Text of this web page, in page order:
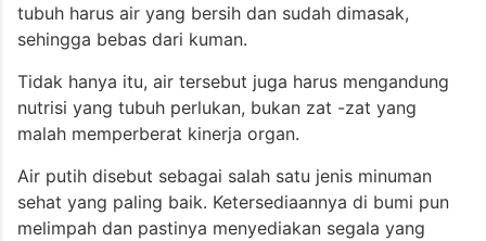
tubuh harus air yang bersih dan sudah dimasak,
sehingga bebas dari kuman.
Tidak hanya itu, air tersebut juga harus mengandung
nutrisi yang tubuh perlukan, bukan zat -zat yang
malah memperberat kinerja organ.
Air putih disebut sebagai salah satu jenis minuman
sehat yang paling baik. Ketersediaannya di bumi pun
melimpah dan pastinya menyediakan segala yang